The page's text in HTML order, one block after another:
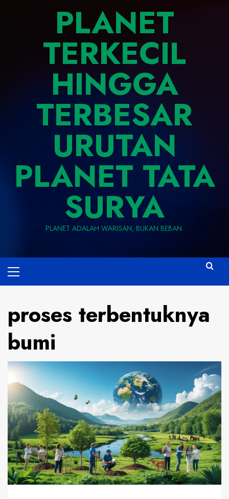
PLANET
TERKECIL
HINGGA
TERBESAR
URUTAN
PLANET TATA
SURYA
PLANET ADALAH WARISAN, BUKAN BEBAN.
Menu
proses terbentuknya
bumi